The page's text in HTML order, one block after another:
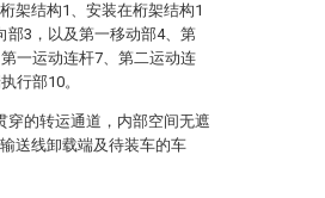
架结构1、安装在桁架结构1
部3，以及第一移动部4、第
一运动连杆7、第二运动连
行部10。
穿的转运通道，内部空间无遮
送线卸载端及待装车的车